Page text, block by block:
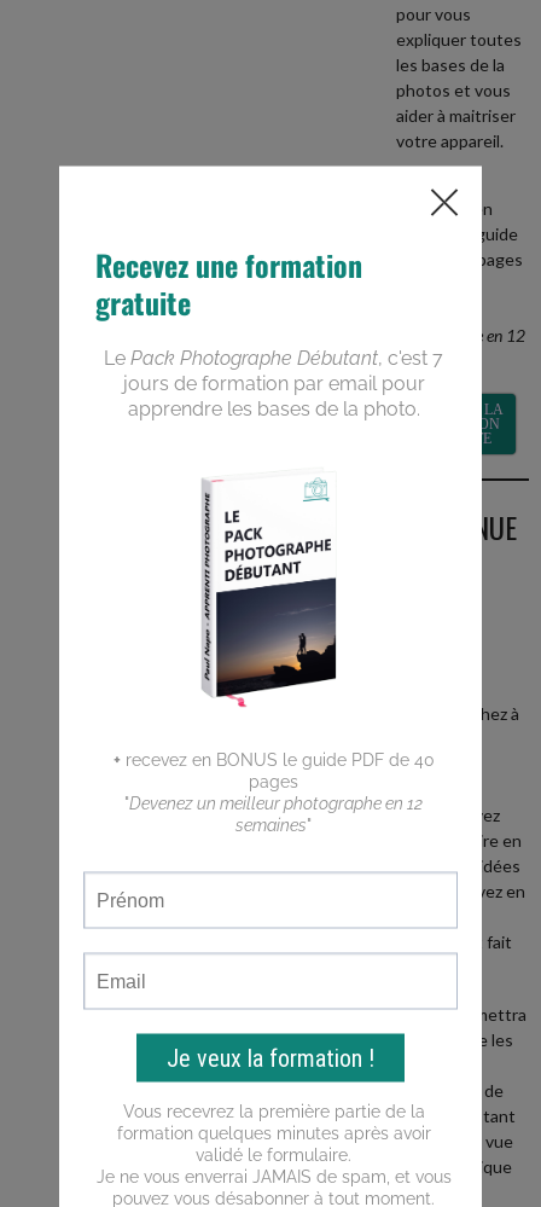
pour vous
expliquer toutes
les bases de la
photos et vous
aider à maitriser
votre appareil.
recevez en
BONUS le guide
PDF de 40 pages
photographe en 12
semaines
RECEVOIR LA
FORMATION
GRATUITE
BIENVENUE
Vous cherchez à
meilleures
Vous n'arrivez
pas a traduire en
photos les idées
que vous avez en
Ce blog est fait
Il vous permettra
d'apprendre les
photo, puis de
progresser tant
du point de vue
de la technique
que de la